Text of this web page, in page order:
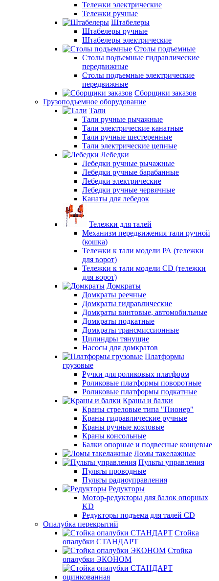
Тележки электрические
Тележки ручные
Штабелеры
Штабелеры ручные
Штабелеры электрические
Столы подъемные
Столы подъемные гидравлические
передвижные
Столы подъемные электрические
передвижные
Сборщики заказов
Грузоподъемное оборудование
Тали
Тали ручные рычажные
Тали электрические канатные
Тали ручные шестеренные
Тали электрические цепные
Лебедки
Лебедки ручные рычажные
Лебедки ручные барабанные
Лебедки электрические
Лебедки ручные червячные
Канаты для лебедок
Тележки для талей
Механизм передвижения тали ручной
(кошка)
Тележки к тали модели РА (тележки
для ворот)
Тележки к тали модели CD (тележки
для ворот)
Домкраты
Домкраты реечные
Домкраты гидравлические
Домкраты винтовые, автомобильные
Домкраты подкатные
Домкраты трансмиссионные
Цилиндры тянущие
Насосы для домкратов
Платформы
грузовые
Ручки для роликовых платформ
Роликовые платформы поворотные
Роликовые платформы подкатные
Краны и балки
Краны стреловые типа "Пионер"
Краны гидравлические ручные
Краны ручные козловые
Краны консольные
Балки опорные и подвесные концевые
Ломы такелажные
Пульты управления
Пульты проводные
Пульты радиоуправления
Редукторы
Мотор-редукторы для балок опорных
KD
Редукторы подъема для талей CD
Опалубка перекрытий
Стойка
опалубки СТАНДАРТ
Стойка
опалубки ЭКОНОМ